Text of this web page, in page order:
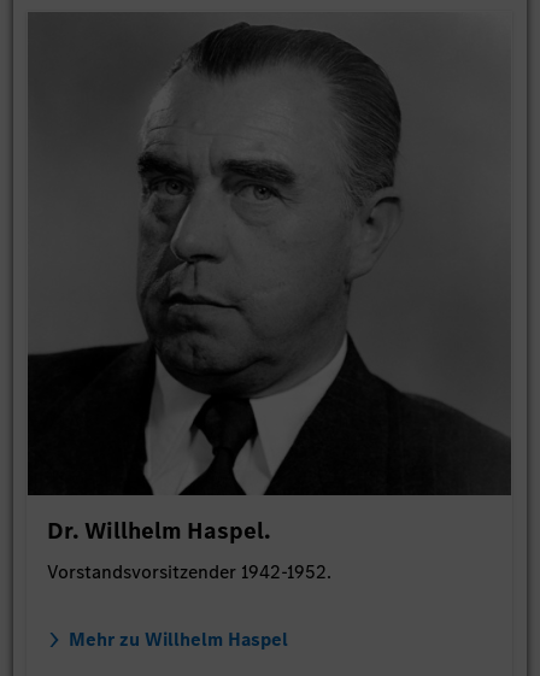
Dr. Willhelm Haspel.
Vorstandsvorsitzender 1942-1952.
Mehr zu Willhelm Haspel